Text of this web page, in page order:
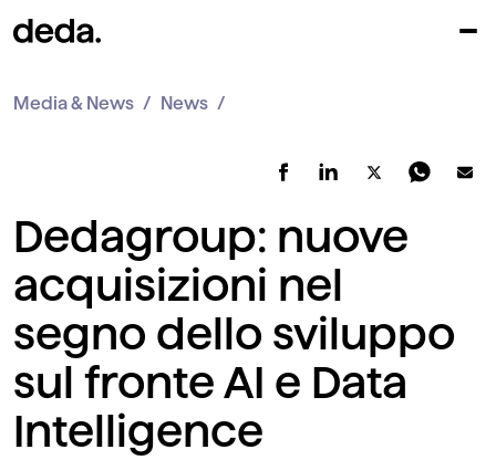
Media & News News
Dedagroup: nuove
acquisizioni nel
segno dello sviluppo
sul fronte AI e Data
Intelligence